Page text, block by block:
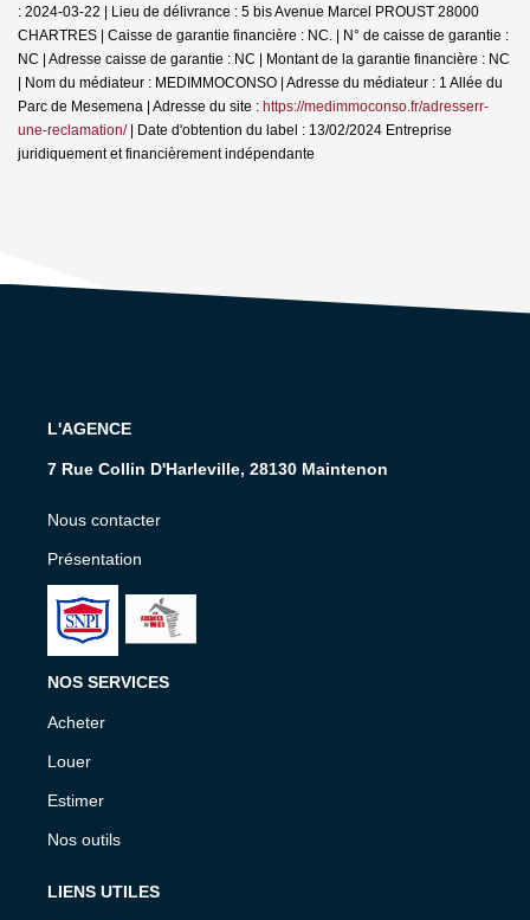
: 2024-03-22 | Lieu de délivrance : 5 bis Avenue Marcel PROUST 28000
CHARTRES | Caisse de garantie financière : NC. | N° de caisse de garantie :
NC | Adresse caisse de garantie : NC | Montant de la garantie financière : NC
| Nom du médiateur : MEDIMMOCONSO | Adresse du médiateur : 1 Allée du
Parc de Mesemena | Adresse du site : https://medimmoconso.fr/adresserr-
une-reclamation/| Date d'obtention du label : 13/02/2024 Entreprise
juridiquement et financièrement indépendante
L'AGENCE
7 Rue Collin D'Harleville, 28130 Maintenon
Nous contacter
Présentation
NOS SERVICES
Acheter
Louer
Estimer
Nos outils
LIENS UTILES